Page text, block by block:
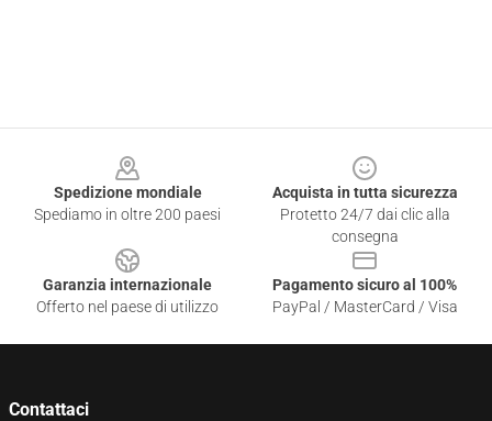
Spedizione mondiale
Spediamo in oltre 200 paesi
Acquista in tutta sicurezza
Protetto 24/7 dai clic alla
consegna
Garanzia internazionale
Offerto nel paese di utilizzo
Pagamento sicuro al 100%
PayPal / MasterCard / Visa
Contattaci